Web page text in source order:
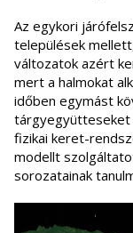
Az egykori
települések
változatok azért
mert a halmokat
időben egymást
tárgyegyütteseket
fizikai keret-
modellt
sorozatainak